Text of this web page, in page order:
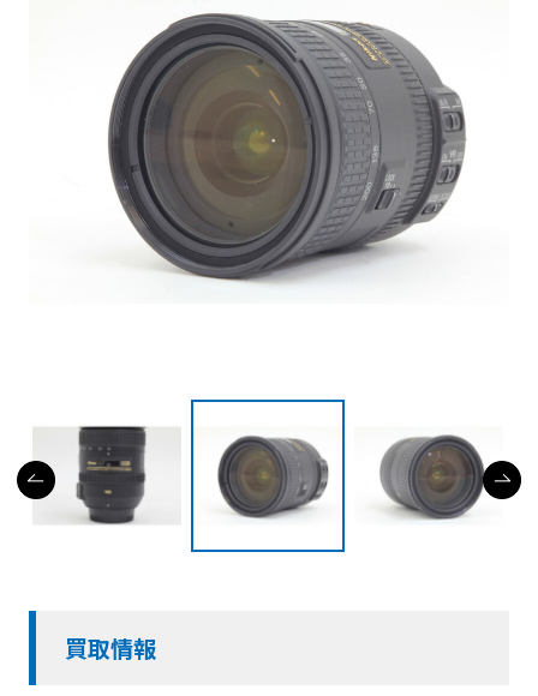
買取情報